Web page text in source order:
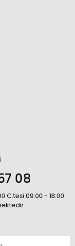
08
C.tesi 09:00 - 18:00